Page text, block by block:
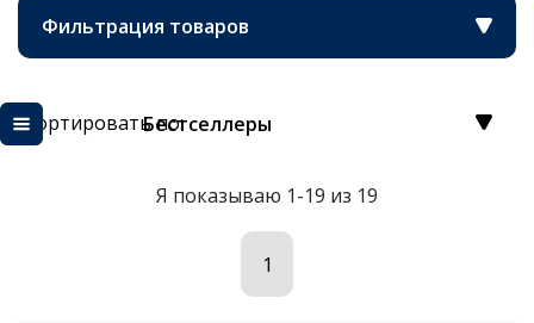
Фильтрация товаров
Сортировать по:Бестселлеры
Я показываю 1-19 из 19
1